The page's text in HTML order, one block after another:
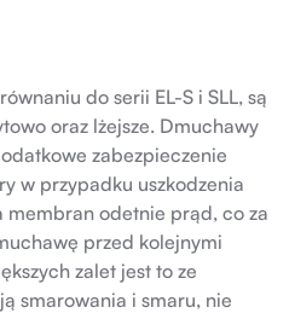
do serii EL-S i SLL, są
oraz lżejsze. Dmuchawy
zabezpieczenie
w przypadku uszkodzenia
membran odetnie prąd, co za
przed kolejnymi
zalet jest to ze
smarowania i smaru, nie